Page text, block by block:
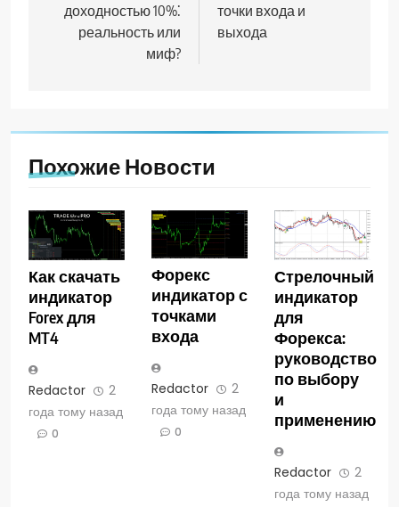
записям
доходностью 10%⁚
реальность или
миф?
точки входа и
выхода
Похожие Новости
Как скачать
индикатор
Forex для
MT4
Redactor
2
года тому назад
0
Форекс
индикатор с
точками
входа
Redactor
2
года тому назад
0
Стрелочный
индикатор
для
Форекса:
руководство
по выбору
и
применению
Redactor
2
года тому назад